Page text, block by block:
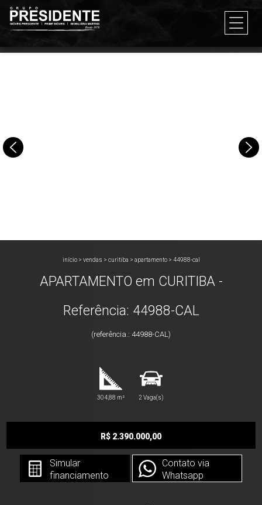
início> vendas > curitiba > apartamento> 44988-cal
APARTAMENTO em CURITIBA -
Referência: 44988-CAL
(referência.: 44988-CAL)
304,88 m² 2 Vaga(s)
R$ 2.390.000,00
Simular
financiamento
Contato via
Whatsapp